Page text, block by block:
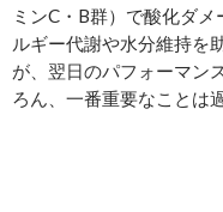
ミンC・B群）で酸化ダ
ルギー代謝や水分維持を
が、翌日のパフォーマン
ろん、一番重要なことは